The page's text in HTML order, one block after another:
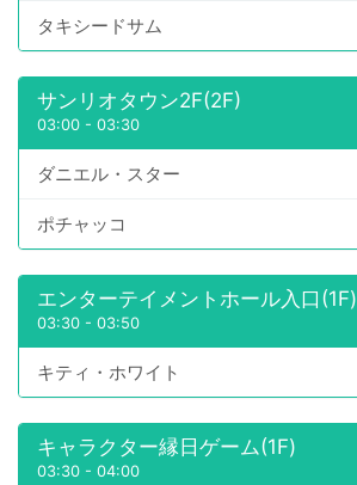
タキシードサム
サンリオタウン2F(2F)
03:00 - 03:30
ダニエル・スター
ポチャッコ
エンターテイメントホール入口(1F)
03:30 - 03:50
キティ・ホワイト
キャラクター縁日ゲーム(1F)
03:30 - 04:00